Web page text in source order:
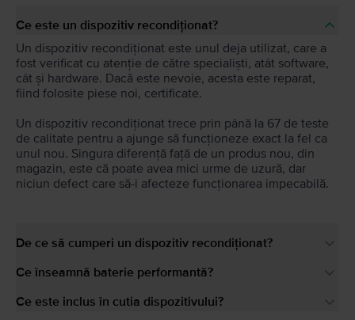
Ce este un dispozitiv recondiționat?
Un dispozitiv recondiționat este unul deja utilizat, care a
fost verificat cu atenție de către specialiști, atât software,
cât și hardware. Dacă este nevoie, acesta este reparat,
fiind folosite piese noi, certificate.
Un dispozitiv recondiționat trece prin până la 67 de teste
de calitate pentru a ajunge să funcționeze exact la fel ca
unul nou. Singura diferență față de un produs nou, din
magazin, este că poate avea mici urme de uzură, dar
niciun defect care să-i afecteze funcționarea impecabilă.
De ce să cumperi un dispozitiv recondiționat?
Ce înseamnă baterie performantă?
Ce este inclus în cutia dispozitivului?